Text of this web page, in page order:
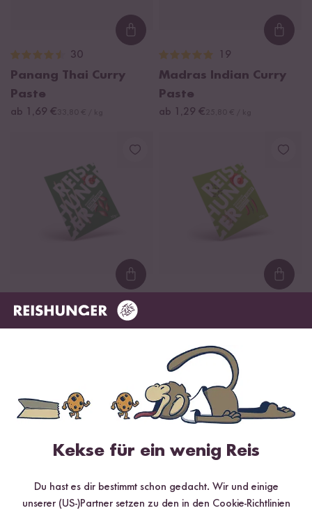
Loading...
30
Panang Thai Curry
Paste
ab 1,69 €
19
Madras Indian Curry
Paste
ab 1,29 €
Loading...
Grüne Thai Curry
ab 1,29 €25,80 € / kg
DU SPARST BIS ZU 11 % DU SPARST BIS ZU 7 %
Kekse für ein wenig Reis
Du hast es dir bestimmt schon gedacht. Wir und einige
unserer (US-)Partner setzen zu den in den Cookie-Richtlinien